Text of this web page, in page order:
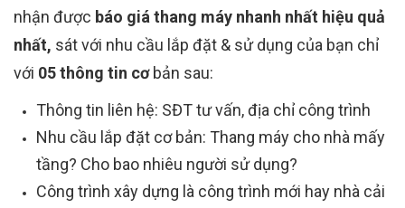
nhận được báo giá thang máy nhanh nhất hiệu quả
nhất, sát với nhu cầu lắp đặt & sử dụng của bạn chỉ
với 05 thông tin cơ bản sau:
Thông tin liên hệ: SĐT tư vấn, địa chỉ công trình
Nhu cầu lắp đặt cơ bản: Thang máy cho nhà mấy
tầng? Cho bao nhiêu người sử dụng?
Công trình xây dựng là công trình mới hay nhà cải